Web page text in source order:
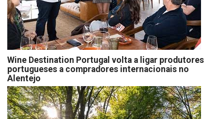
Wine Destination Portugal volta a ligar produtores
portugueses a compradores internacionais no
Alentejo